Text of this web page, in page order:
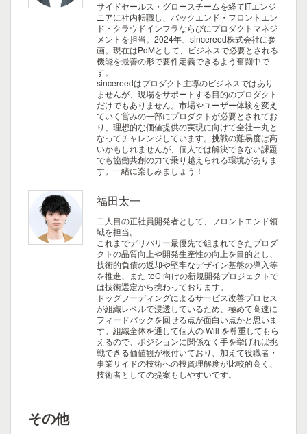
サイドセールス・グロースチームを経てITエンジ
ニアに社内転職し、バックエンド・フロントエン
ド・クラウドインフラならびにプロダクトマネジ
メントを担当。2024年、sincereed株式会社に参
画。現在はPdMとして、ビジネスで必要とされる
機能を最善の形で要件定義できるよう奮闘中で
す。
sincereedはプロダクト主導のビジネスではあり
ませんが、現場をサポートする目的のプロダクト
だけでもありません。市場やユーザー体験を変え
ていく営みの一部にプロダクトが必要とされてお
り、理想的な価値提供の実現に向けて全社一丸と
なってチャレンジしています。挑戦の難易度は高
いかもしれませんが、個人では解決できない課題
でも協働共創の力で乗り越えられる環境がありま
す。一緒に楽しみましょう！
福田太一
二人目の正社員開発者として、フロントエンド領
域を担当。
これまでデリバリー最優先で組まれてきたプロダ
クトの品質向上や開発生産性の向上を目的とし、
技術的負債の返却や堅牢なデザイン基盤の導入等
を推進、また toC 向けの新規開発プロジェクトで
は技術選定から携わっております。
ドッグフーディングによるサービス改善プロセス
が組織レベルで浸透しているため、極めて高速に
フィードバックを回せる点が面白い点かと思いま
す。組織全体を通して個人の Will を尊重してもら
えるので、ポジションに関係なく手を挙げれば挑
戦できる価値観が根付いており、加えて役職者・
事業サイドの技術への投資理解度が比較的高く、
技術者としての提案もしやすいです。
その他